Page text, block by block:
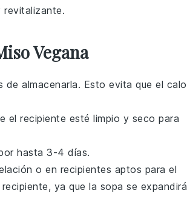
revitalizante.
Vegana
almacenarla. Esto evita que el
el recipiente esté limpio y seco para
hasta 3-4 días.
o en recipientes aptos para el
ya que la sopa se expandirá